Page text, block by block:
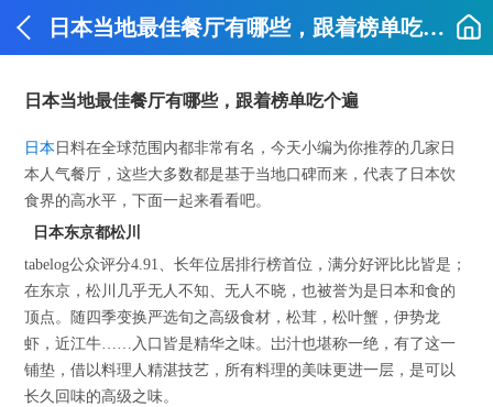
日本当地最佳餐厅有哪些，跟着榜单吃个遍
日本当地最佳餐厅有哪些，跟着榜单吃个遍
日本 日料在全球范围内都非常有名，今天小编为你推荐的几家日
本人气餐厅，这些大多数都是基于当地口碑而来，代表了日本饮
食界的高水平，下面一起来看看吧。
日本东京都松川
tabelog公众评分4.91、长年位居排行榜首位，满分好评比比皆是；
在东京，松川几乎无人不知、无人不晓，也被誉为是日本和食的
顶点。随四季变换严选旬之高级食材，松茸，松叶蟹，伊势龙
虾，近江牛……入口皆是精华之味。岀汁也堪称一绝，有了这一
铺垫，借以料理人精湛技艺，所有料理的美味更进一层，是可以
长久回味的高级之味。